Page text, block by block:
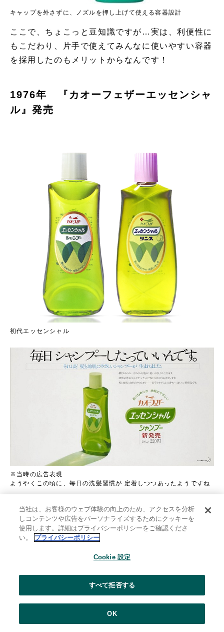
キャップを外さずに、ノズルを押し上げて使える容器設計
ここで、ちょこっと豆知識ですが…実は、利便性に
もこだわり、片手で使えてみんなに使いやすい容器
を採用したのもメリットからなんです！
1976年 『カオーフェザーエッセンシャ
ル』発売
初代エッセンシャル
※当時の広告表現
ようやくこの頃に、毎日の洗髪習慣が 定着しつつあったようですね
は約98%に達し（花王調べ）、シャンプーのコンセ
プトも毛髪への効果が主流になります。そんな中、
キューティクルケア研究から生まれた、初代「エッ
センシャル」が登場。「毎日シャンプーしたってい
ンプーの先駆けとなりました。
を表現した“天使の輪”。初代エッセンシャルからキ
当社は、お客様のウェブ体験の向上のため、アクセスを分析
しコンテンツや広告をパーソナライズするためにクッキーを
使用します。詳細はプライバシーポリシーをご確認くださ
い。
プライバシーポリシー
Cookie 設定
すべて拒否する
OK